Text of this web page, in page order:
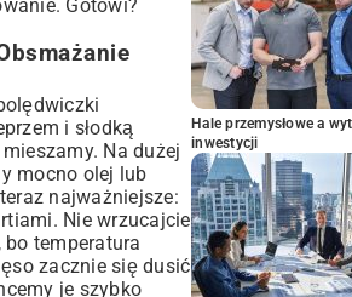
Gotowi?
i słodką
Na dużej
mocno olej lub
najważniejsze:
Nie wrzucajcie
temperatura
zacznie się dusić
je szybko
Hale przemysłowe a
inwestycji